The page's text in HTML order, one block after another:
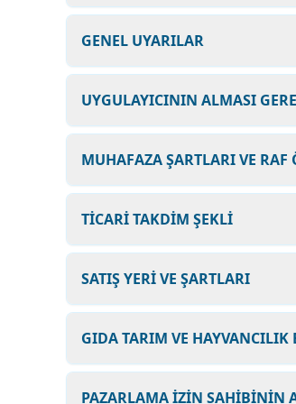
GENEL UYARILAR
UYGULAYICININ ALMASI
MUHAFAZA ŞARTLARI VE RAF
TİCARİ TAKDİM ŞEKLİ
SATIŞ YERİ VE ŞARTLARI
GIDA TARIM VE
PAZARLAMA İZİN SAHİBİNİN